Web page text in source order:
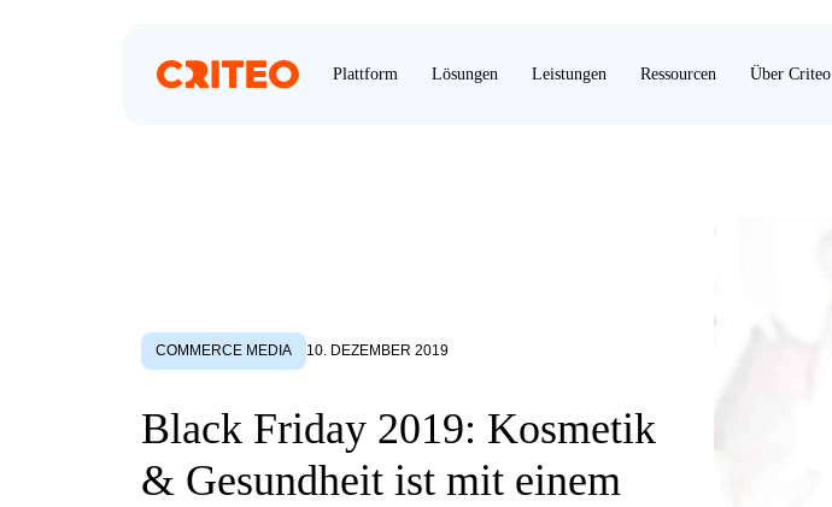
Plattform Lösungen Leistungen Ressourcen Über Criteo
COMMERCE MEDIA 10. DEZEMBER 2019
Black Friday 2019: Kosmetik
& Gesundheit ist mit einem